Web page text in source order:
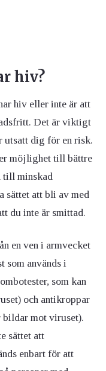
hiv?
hiv eller inte är att
Det är viktigt
utsatt dig för en risk.
möjlighet till bättre
till minskad
sättet att bli av med
du inte är smittad.
en ven i armvecket
som används i
som kan
och antikroppar
bildar mot viruset).
sättet att
enbart för att